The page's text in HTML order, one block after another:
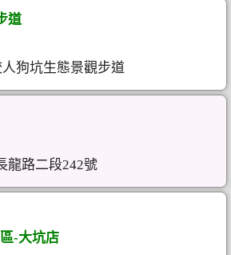
道
狗坑生態景觀步道
龍路二段242號
-大坑店